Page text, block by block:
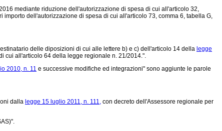
mediante riduzione dell'autorizzazione di spesa di cui all'articolo 32,
dell'autorizzazione di spesa di cui all'articolo 73, comma 6, tabella G,
delle diposizioni di cui alle lettere b) e c) dell'articolo 14 della legge
cui all'articolo 64 della legge regionale n. 21/2014.".
2010, n. 11 e successive modifiche ed integrazioni" sono aggiunte le parole
dalla legge 15 luglio 2011, n. 111, con decreto dell'Assessore regionale per